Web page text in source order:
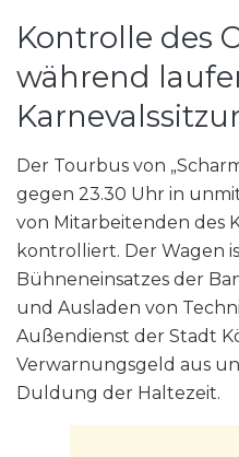
Kontrolle des
während
Der Tourbus von
gegen 23.30 Uhr in
von Mitarbeitenden des
kontrolliert. Der Wagen
Bühneneinsatzes der
und Ausladen von
Außendienst der Stadt
Verwarnungsgeld aus
Duldung der Haltezeit.